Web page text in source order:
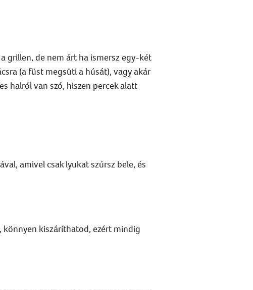
grillen, de nem árt ha ismersz egy-két
(a füst megsüti a húsát), vagy akár
halról van szó, hiszen percek alatt
amivel csak lyukat szúrsz bele, és
kiszáríthatod, ezért mindig